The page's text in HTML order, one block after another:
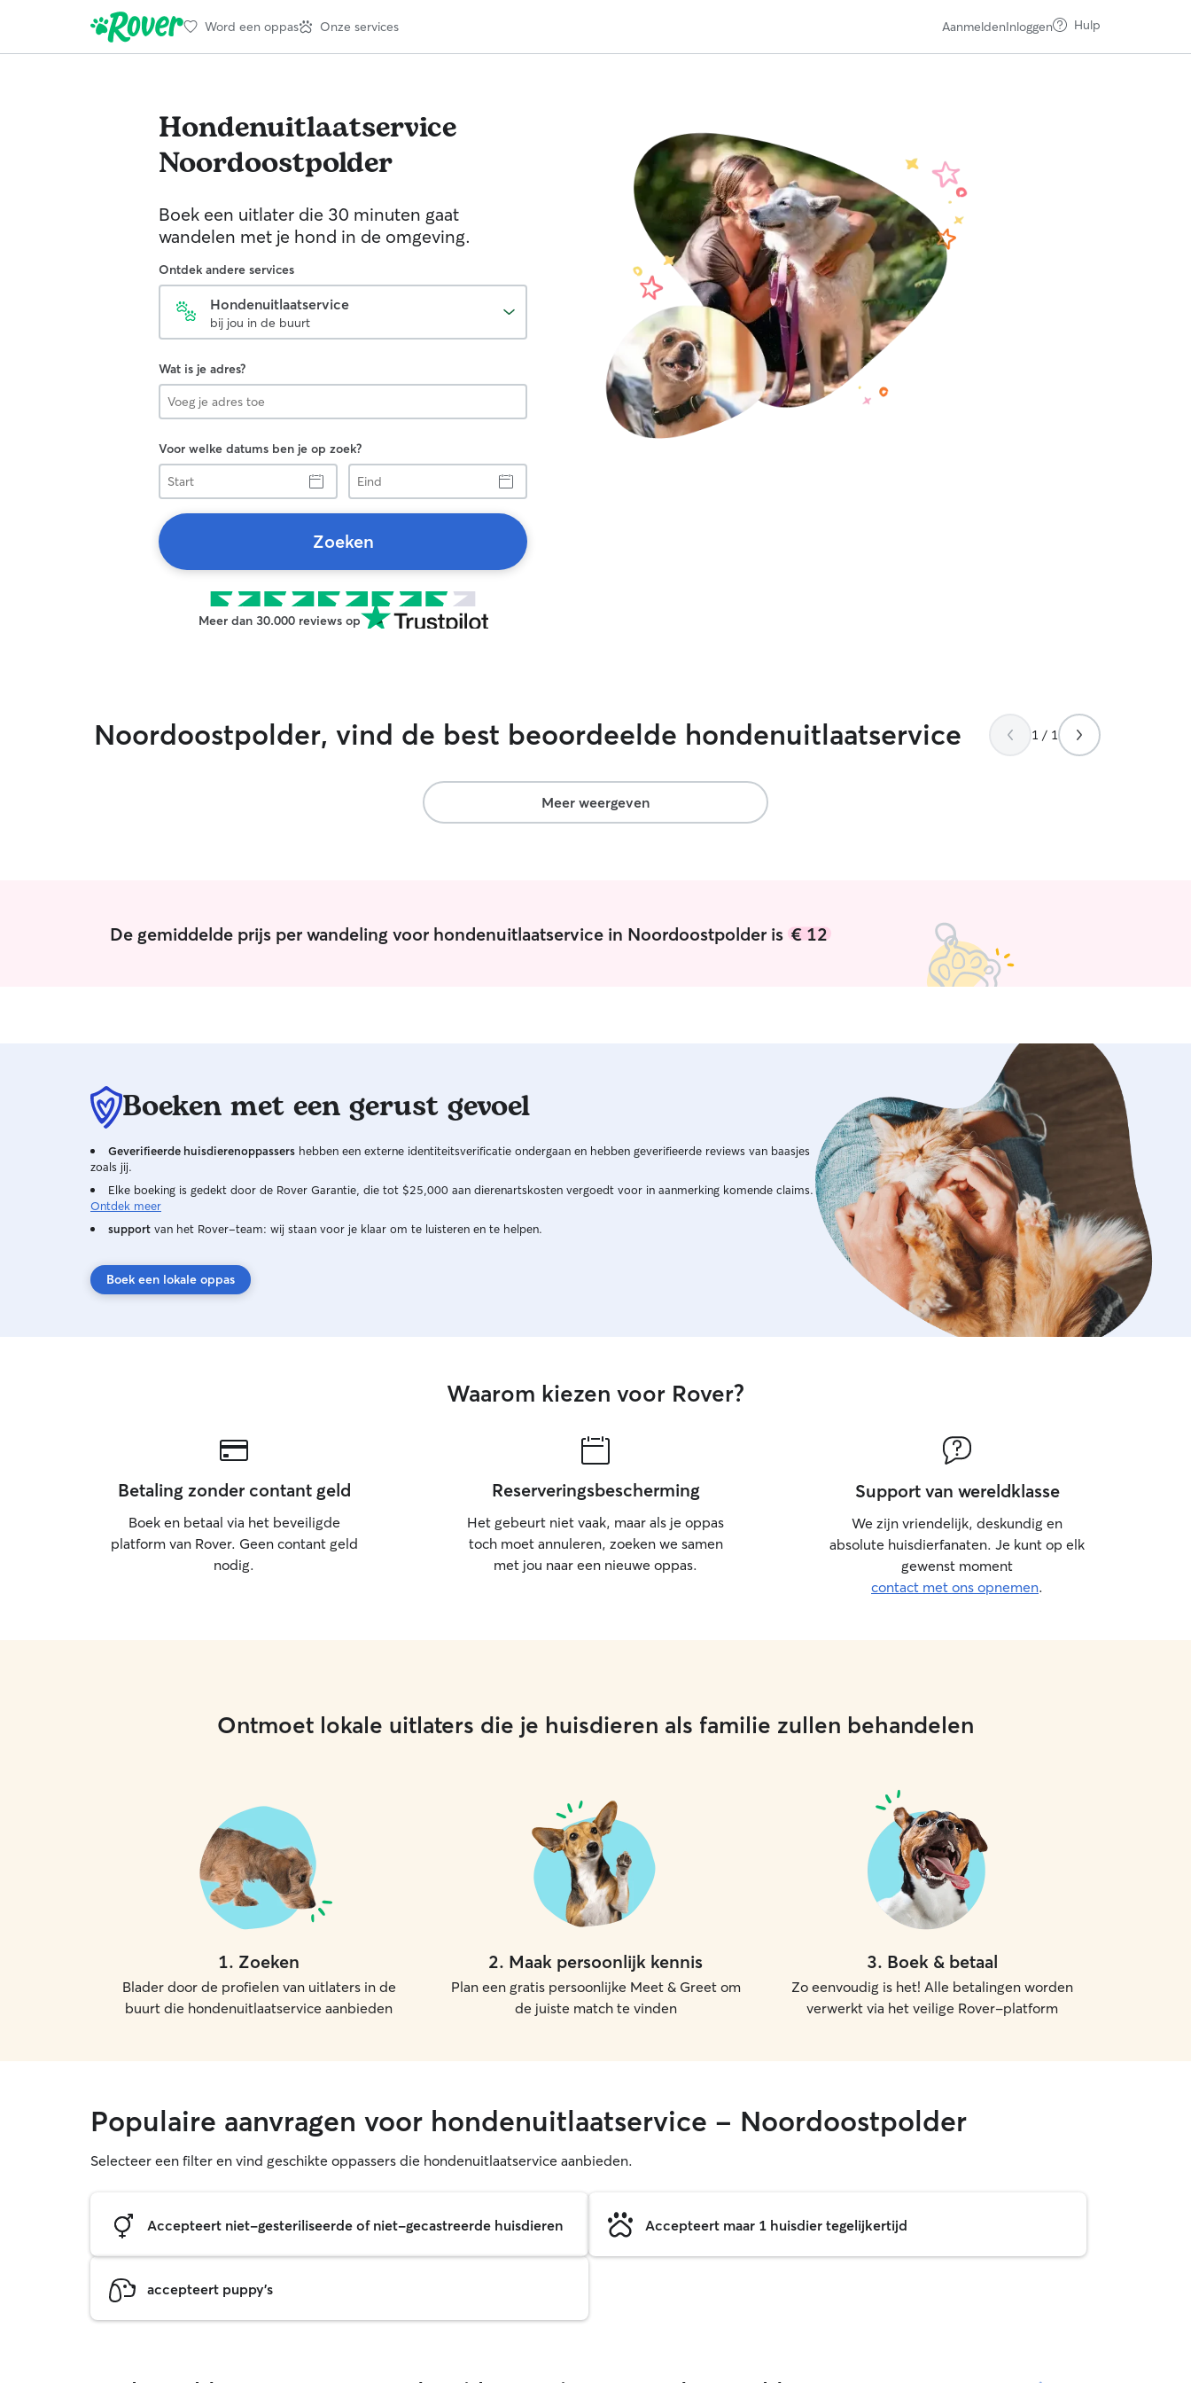
Word een oppas Onze services AanmeldenInloggen Hulp
Hondenuitlaatservice
Noordoostpolder
Boek een uitlater die 30 minuten gaat
wandelen met je hond in de omgeving.
Ontdek andere services
Hondenuitlaatservice
bij jou in de buurt
Wat is je adres?
Voor welke datums ben je op zoek?
Start
Eind
Zoeken
Meer dan 30.000 reviews op
Noordoostpolder, vind de best beoordeelde hondenuitlaatservice 1 / 1
Meer weergeven
De gemiddelde prijs per wandeling voor hondenuitlaatservice in Noordoostpolder is € 12
Boeken met een gerust gevoel
Geverifieerde huisdierenoppassers hebben een externe identiteitsverificatie ondergaan en hebben geverifieerde reviews van baasjes
zoals jij.
Elke boeking is gedekt door de Rover Garantie, die tot $25,000 aan dierenartskosten vergoedt voor in aanmerking komende claims.
Ontdek meer
support van het Rover-team: wij staan voor je klaar om te luisteren en te helpen.
Boek een lokale oppas
Waarom kiezen voor Rover?
Betaling zonder contant geld
Boek en betaal via het beveiligde
platform van Rover. Geen contant geld
nodig.
Reserveringsbescherming
Het gebeurt niet vaak, maar als je oppas
toch moet annuleren, zoeken we samen
met jou naar een nieuwe oppas.
Support van wereldklasse
We zijn vriendelijk, deskundig en
absolute huisdierfanaten. Je kunt op elk
gewenst moment
contact met ons opnemen.
Ontmoet lokale uitlaters die je huisdieren als familie zullen behandelen
1. Zoeken
Blader door de profielen van uitlaters in de
buurt die hondenuitlaatservice aanbieden
2. Maak persoonlijk kennis
Plan een gratis persoonlijke Meet & Greet om
de juiste match te vinden
3. Boek & betaal
Zo eenvoudig is het! Alle betalingen worden
verwerkt via het veilige Rover-platform
Populaire aanvragen voor hondenuitlaatservice - Noordoostpolder
Selecteer een filter en vind geschikte oppassers die hondenuitlaatservice aanbieden.
Accepteert niet-gesteriliseerde of niet-gecastreerde huisdieren Accepteert maar 1 huisdier tegelijkertijd
accepteert puppy's